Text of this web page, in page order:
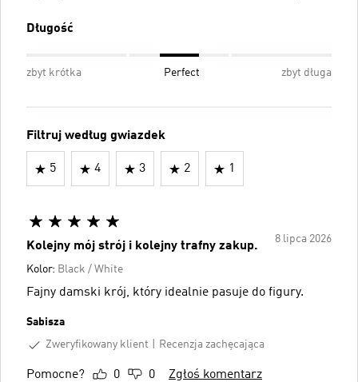
Długość
zbyt krótka Perfect zbyt długa
Filtruj według gwiazdek
5 4 3 2 1
8 lipca 2026
Kolejny mój strój i kolejny trafny zakup.
Kolor: Black / White
Fajny damski krój, który idealnie pasuje do figury.
Sabisza
Zweryfikowany klient
Recenzja zachęcająca
Pomocne? 0 0 Zgłoś komentarz